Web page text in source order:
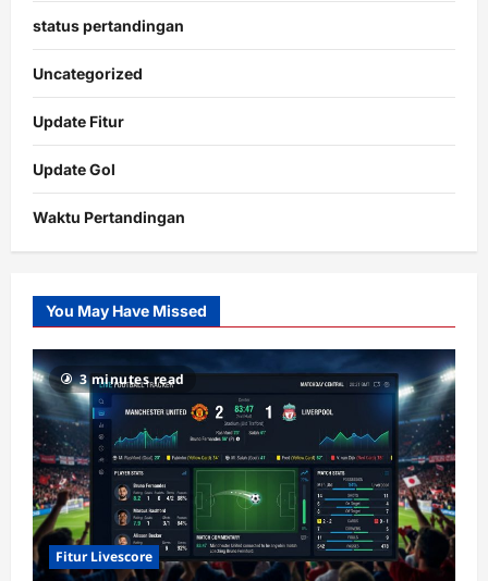
status pertandingan
Uncategorized
Update Fitur
Update Gol
Waktu Pertandingan
Slot
Gacor
RTP
terupdate
You May Have Missed
3 minutes read
Fitur Livescore